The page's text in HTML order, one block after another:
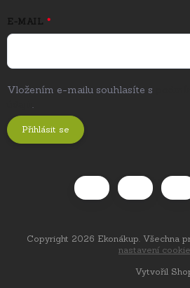
E-MAIL
Vložením e-mailu souhlasíte s
.
Přihlásit se
Vytvořil
Copyright 2026 Ekonákup. Všechna
nastavení